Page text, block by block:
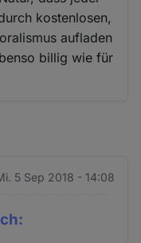
kostenlosen,
aufladen
billig wie für
5 Sep 2018 - 14:08